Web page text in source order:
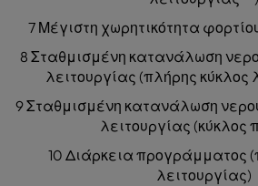
7 Μέγιστη χωρητικότητα
8 Σταθμισμένη κατανάλωση
λειτουργίας (πλήρης κύκλος
9 Σταθμισμένη κατανάλωση
λειτουργίας (κύκλος
10 Διάρκεια προγράμματος
λειτουργίας)